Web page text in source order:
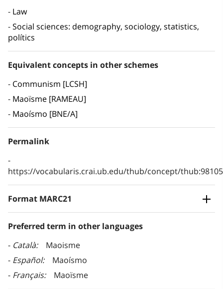
Law
Social sciences: demography, sociology, statistics,
polítics
Equivalent concepts in other schemes
Communism [LCSH]
Maoïsme [RAMEAU]
Maoísmo [BNE/A]
Permalink
https://vocabularis.crai.ub.edu/thub/concept/
Format MARC21
Preferred term in other languages
Català
Maoisme
Español
Maoísmo
Français
Maoïsme